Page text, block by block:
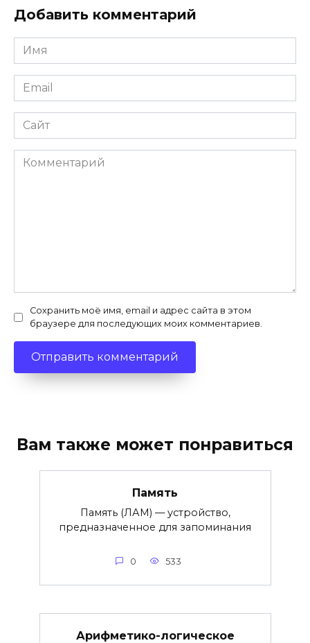
Добавить комментарий
Имя
*
Email
*
Сайт
Комментарий
Сохранить моё имя, email и адрес сайта в этом
браузере для последующих моих комментариев.
Вам также может понравиться
Память
Память (ЛАМ) — устройство,
предназначенное для запоминания
0 533
Арифметико-логическое